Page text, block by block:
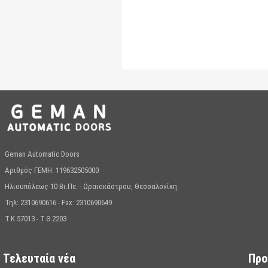
Geman Automatic Doors
Αριθμός ΓΕΜΗ: 119632505000
Ηλιουπόλεως 10 Βι.Πε. - Ωραιοκάστρου, Θεσσαλονίκη
Τηλ: 2310690616 - Fax: 2310690649
T.K 57013 - T.Θ.2203
Τελευταία νέα